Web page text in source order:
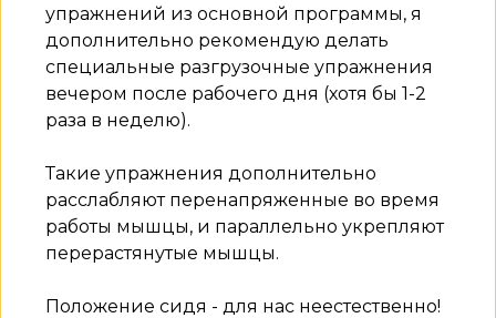
упражнений из основной программы, я
дополнительно рекомендую делать
специальные разгрузочные упражнения
вечером после рабочего дня (хотя бы 1-2
раза в неделю).
Такие упражнения дополнительно
расслабляют перенапряженные во время
работы мышцы, и параллельно укрепляют
перерастянутые мышцы.
Положение сидя - для нас неестественно!